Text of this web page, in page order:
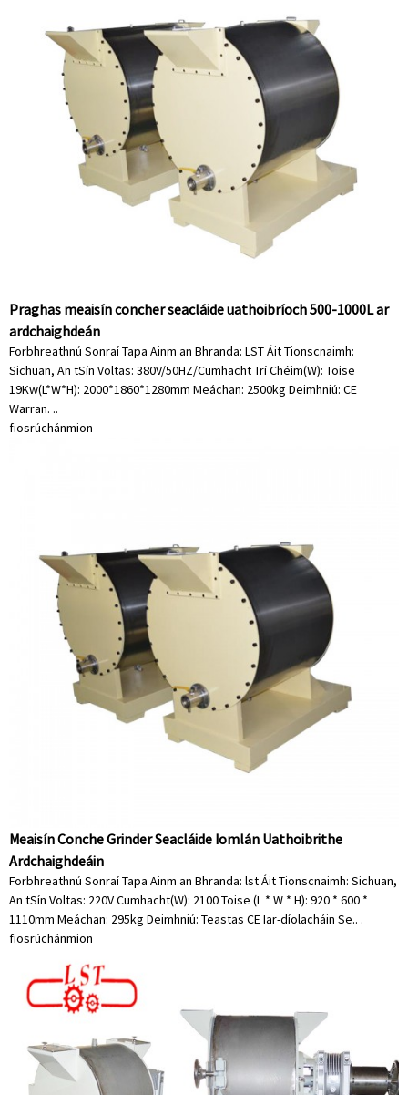
Praghas meaisín concher seacláide uathoibríoch 500-1000L ar
ardchaighdeán
Forbhreathnú Sonraí Tapa Ainm an Bhranda: LST Áit Tionscnaimh:
Sichuan, An tSín Voltas: 380V/50HZ/Cumhacht Trí Chéim(W): Toise
19Kw(L*W*H): 2000*1860*1280mm Meáchan: 2500kg Deimhniú: CE
Warran. ..
fiosrúchánmion
Meaisín Conche Grinder Seacláide Iomlán Uathoibrithe
Ardchaighdeáin
Forbhreathnú Sonraí Tapa Ainm an Bhranda: lst Áit Tionscnaimh: Sichuan,
An tSín Voltas: 220V Cumhacht(W): 2100 Toise (L * W * H): 920 * 600 *
1110mm Meáchan: 295kg Deimhniú: Teastas CE Iar-díolacháin Se.. .
fiosrúchánmion